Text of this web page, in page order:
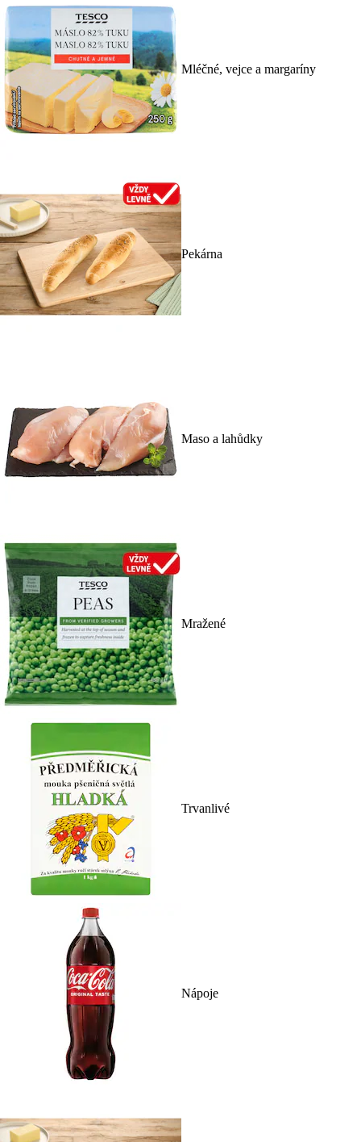
Mléčné, vejce a margaríny
Pekárna
Maso a lahůdky
Mražené
Trvanlivé
Nápoje